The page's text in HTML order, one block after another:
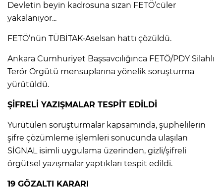
Devletin beyin kadrosuna sızan FETÖ’cüler
yakalanıyor...
FETÖ’nün TÜBİTAK-Aselsan hattı çözüldü.
Ankara Cumhuriyet Başsavcılığınca FETÖ/PDY Silahlı
Terör Örgütü mensuplarına yönelik soruşturma
yürütüldü.
ŞİFRELİ YAZIŞMALAR TESPİT EDİLDİ
Yürütülen soruşturmalar kapsamında, şüphelilerin
şifre çözümleme işlemleri sonucunda ulaşılan
SİGNAL isimli uygulama üzerinden, gizli/şifreli
örgütsel yazışmalar yaptıkları tespit edildi.
19 GÖZALTI KARARI